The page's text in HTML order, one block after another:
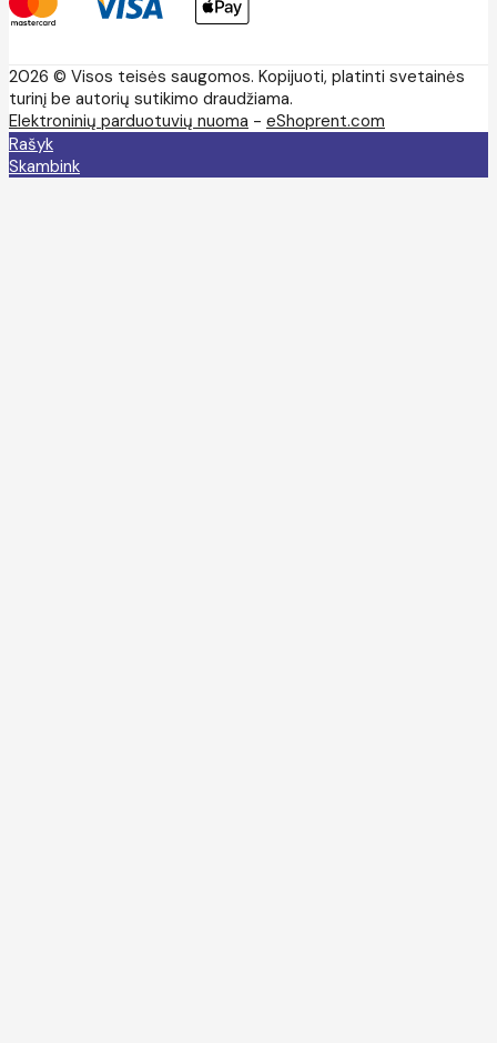
2026 © Visos teisės saugomos. Kopijuoti, platinti svetainės
turinį be autorių sutikimo draudžiama.
Elektroninių parduotuvių nuoma - eShoprent.com
Rašyk
Skambink